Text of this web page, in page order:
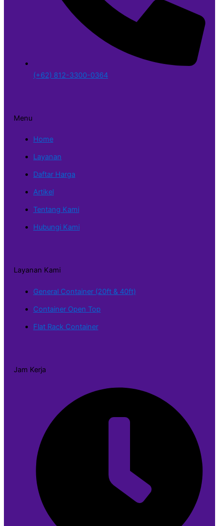
(+62) 812-3300-0364
Menu
Home
Layanan
Daftar Harga
Artikel
Tentang Kami
Hubungi Kami
Layanan Kami
General Container (20ft & 40ft)
Container Open Top
Flat Rack Container
Jam Kerja